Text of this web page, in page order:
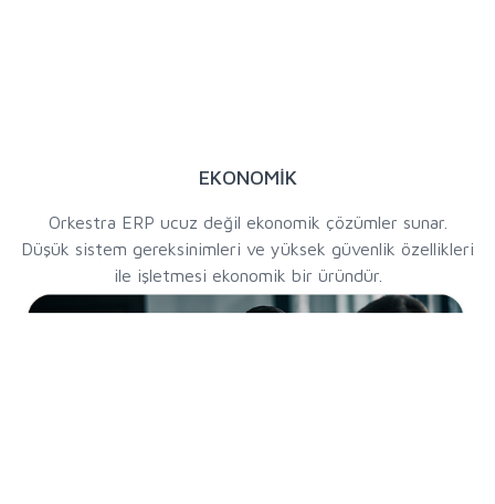
EKONOMİK
Orkestra ERP ucuz değil ekonomik çözümler sunar.
Düşük sistem gereksinimleri ve yüksek güvenlik özellikleri
ile işletmesi ekonomik bir üründür.